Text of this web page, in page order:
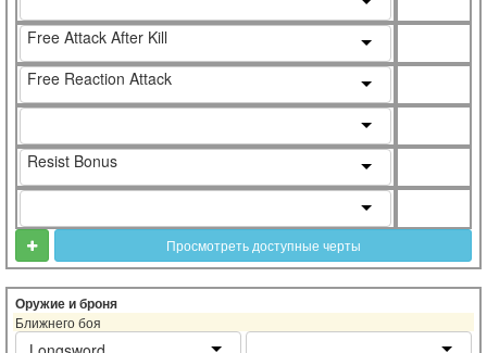
Free Attack After Kill
Free Reaction Attack
Resist Bonus
Просмотреть доступные черты
Оружие и броня
Ближнего боя